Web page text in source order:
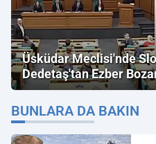
Üsküdar Meclisi'nde
Dedetaş'tan Ezber
"İmamoğlu" Çıkışı!
BUNLARA DA BAKIN